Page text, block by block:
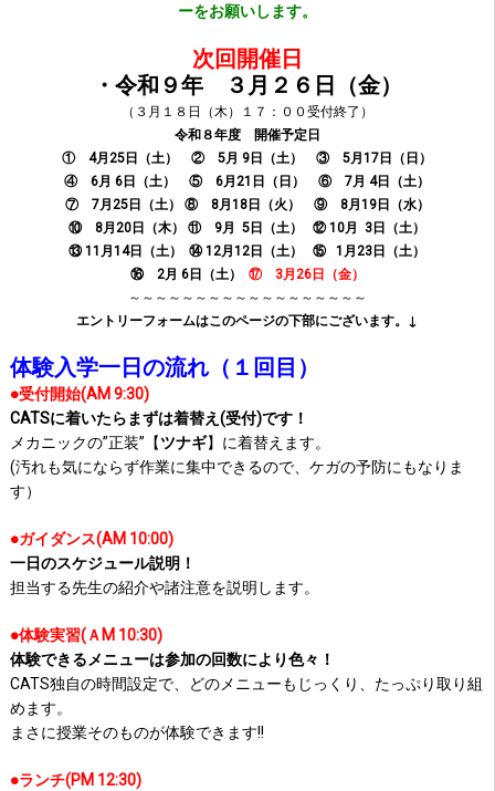
ーをお願いします。
次回開催日
・令和９年 ３月２６日（金）
（３月１８日（木）１７：００受付終了）
令和８年度 開催予定日
① 4月25日（土）
② 5月 9日（土） ③ 5月17 日（日）
④ 6月 6日（土）
⑤ 6月21日（日） ⑥ 7月 4日（土）
⑦ 7月25日（土） ⑧ 8月1 8日（火）
⑨ 8月19日（水）
⑩ 8月20日（木） ⑪ 9月 5日（土）
⑫ 10月 3日（土）
⑬ 11月14日（土） ⑭ 12月12日（土） ⑮ 1 月23日（土）
⑯ 2月 6日（土）
⑰ 3月26日（金）
～～～～～～～～～～～～～～～～～～
エントリーフォームはこのページの下部にございます。↓
体験入学一日の流れ（１回目）
●受付開始(AM 9:30)
CATSに着いたらまずは着替え(受付)です！
メカニックの”正装”【ツナギ】に着替えます。
(汚れも気にならず作業に集中できるので、ケガの予防にもなりま
す）
●ガイダンス(AM 10:00)
一日のスケジュール説明！
担当する先生の紹介や諸注意を説明します。
●体験実習(ＡM 10:30)
体験できるメニューは参加の回数により色々！
CATS独自の時間設定で、どのメニューもじっくり、たっぷり取り組
めます。
まさに授業そのものが体験できます!!
●ランチ(PM 12:30)